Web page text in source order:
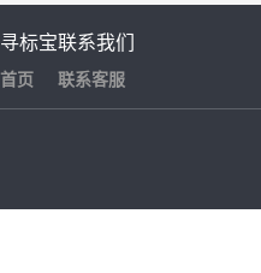
寻标宝
首页
联系我们
联系客服